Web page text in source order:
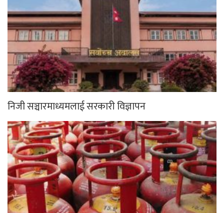
निजी सञ्चारमाध्यमलाई सरकारी विज्ञापन